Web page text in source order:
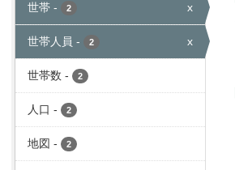
世帯 - 2 x
世帯人員 - 2 x
世帯数 - 2
人口 - 2
地図 - 2